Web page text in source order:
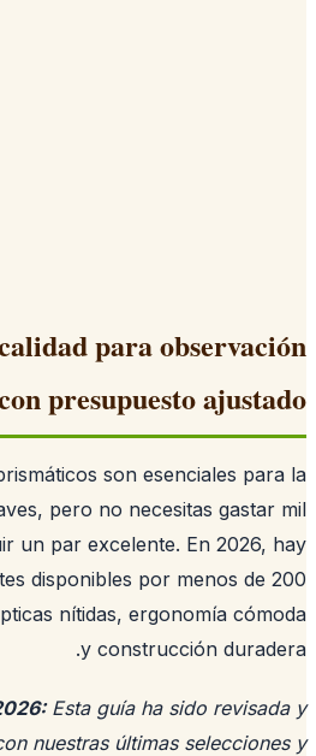
calidad para
con presupuesto
prismáticos son esenciales
aves, pero no necesitas
un par excelente. En 2026,
disponibles por menos de
ópticas nítidas, ergonomía
y construcción
2026:Esta guía ha sido
con nuestras últimas